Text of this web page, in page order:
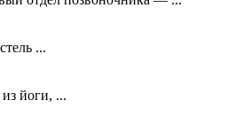
...
йоги, ...